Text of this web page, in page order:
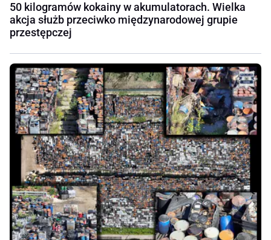
50 kilogramów kokainy w akumulatorach. Wielka
akcja służb przeciwko międzynarodowej grupie
przestępczej